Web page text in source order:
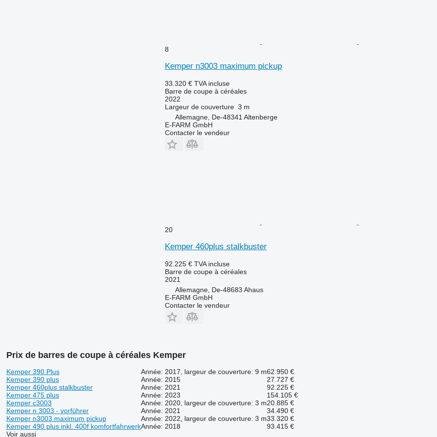
8
Kemper n3003 maximum pickup
33.320 € TVA incluse
Barre de coupe à céréales
2022
Largeur de couverture 3 m
Allemagne, De-48341 Altenberge
E-FARM GmbH
Contacter le vendeur
20
Kemper 460plus stalkbuster
92.225 € TVA incluse
Barre de coupe à céréales
2021
Allemagne, De-48683 Ahaus
E-FARM GmbH
Contacter le vendeur
Prix de barres de coupe à céréales Kemper
Kemper 390 Plus Année: 2017, largeur de couverture: 9 m62.950 €
Kemper 390 plus
Année: 2015
27.727 €
Kemper 460plus stalkbuster
Année: 2021
92.225 €
Kemper 475 plus
Année: 2023
154.105 €
Kemper c3003
Année: 2020, largeur de couverture: 3 m20.885 €
Kemper n 3003 - vorführer
Année: 2021
34.490 €
Kemper n3003 maximum pickup
Année: 2022, largeur de couverture: 3 m33.320 €
Kemper 490 plus inkl. 400f komfortfahrwerkAnnée: 2018
93.415 €
Voir aussi